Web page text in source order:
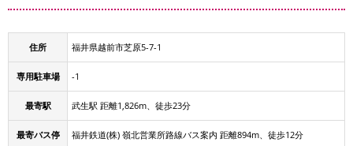
住所 福井県越前市芝原5-7-1
専用駐車場 -1
最寄駅 武生駅 距離1,826m、徒歩23分
最寄バス停 福井鉄道(株) 嶺北営業所路線バス案内 距離894m、徒歩12分